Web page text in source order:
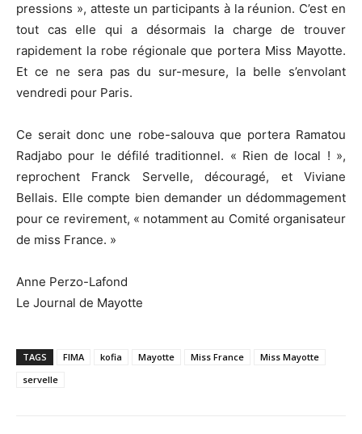
pressions », atteste un participants à la réunion. C’est en
tout cas elle qui a désormais la charge de trouver
rapidement la robe régionale que portera Miss Mayotte.
Et ce ne sera pas du sur-mesure, la belle s’envolant
vendredi pour Paris.
Ce serait donc une robe-salouva que portera Ramatou
Radjabo pour le défilé traditionnel. « Rien de local ! »,
reprochent Franck Servelle, découragé, et Viviane
Bellais. Elle compte bien demander un dédommagement
pour ce revirement, « notamment au Comité organisateur
de miss France. »
Anne Perzo-Lafond
Le Journal de Mayotte
TAGS FIMA kofia Mayotte Miss France
Miss Mayotte
servelle